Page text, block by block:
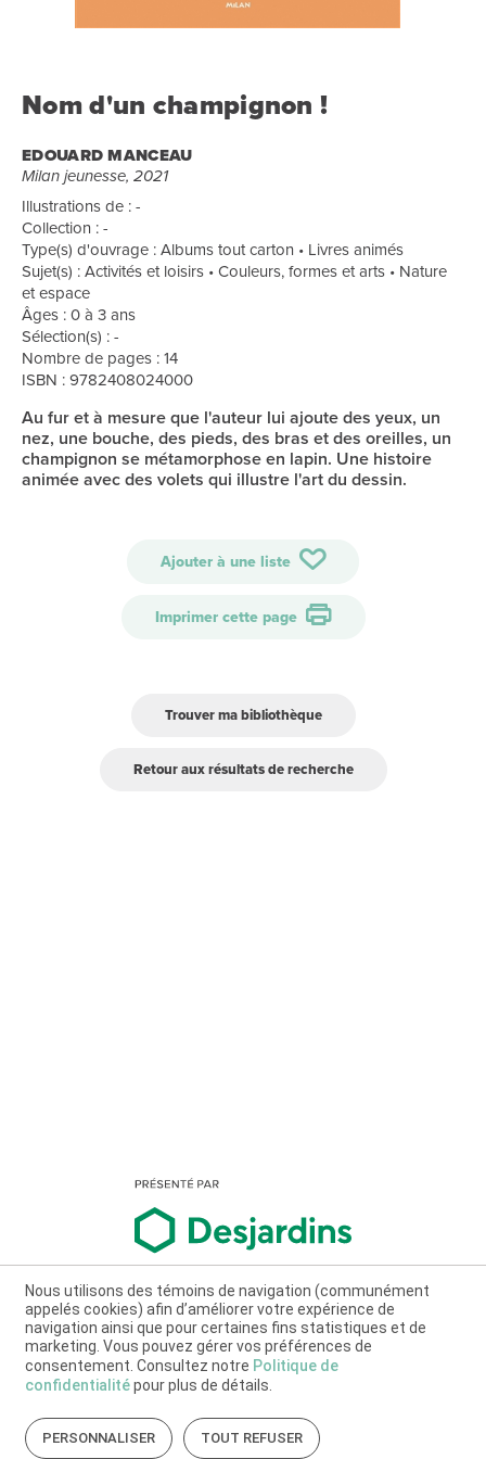
Nom d'un champignon !
EDOUARD MANCEAU
Milan jeunesse, 2021
Illustrations de : -
Collection : -
Type(s) d'ouvrage : Albums tout carton • Livres animés
Sujet(s) : Activités et loisirs • Couleurs, formes et arts • Nature
et espace
Âges : 0 à 3 ans
Sélection(s) : -
Nombre de pages : 14
ISBN : 9782408024000
Au fur et à mesure que l'auteur lui ajoute des yeux, un
nez, une bouche, des pieds, des bras et des oreilles, un
champignon se métamorphose en lapin. Une histoire
animée avec des volets qui illustre l'art du dessin.
Ajouter à une liste
Imprimer cette page
Trouver ma bibliothèque
Retour aux résultats de recherche
Nous utilisons des témoins de navigation (communément
appelés cookies) afin d’améliorer votre expérience de
navigation ainsi que pour certaines fins statistiques et de
marketing. Vous pouvez gérer vos préférences de
consentement. Consultez notre Politique de
confidentialitépour plus de détails.
PERSONNALISER TOUT REFUSER